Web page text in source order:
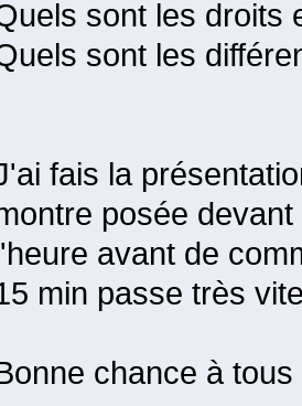
sont les droits
sont les
fais la
posée
avant de
min passe très
chance à